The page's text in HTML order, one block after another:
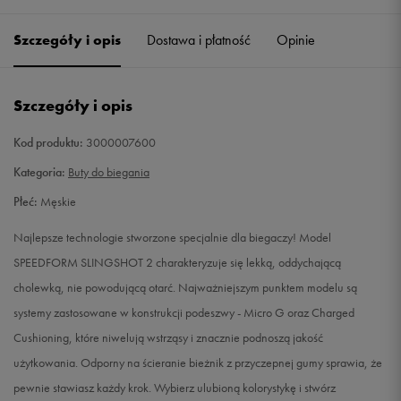
42 26,5 cm
42,5
43 27,5 cm Powiadom o dostępności
44,5 Powiadom o dostępności
45 29 cm Powiadom o dostępności
Szczegóły i opis Dostawa i płatność Opinie
Szczegóły i opis
Kod produktu: 3000007600
Kategoria: Buty do biegania
Płeć: Męskie
Najlepsze technologie stworzone specjalnie dla biegaczy! Model
SPEEDFORM SLINGSHOT 2 charakteryzuje się lekką, oddychającą
cholewką, nie powodującą otarć. Najważniejszym punktem modelu są
systemy zastosowane w konstrukcji podeszwy - Micro G oraz Charged
Cushioning, które niwelują wstrząsy i znacznie podnoszą jakość
użytkowania. Odporny na ścieranie bieżnik z przyczepnej gumy sprawia, że
pewnie stawiasz każdy krok. Wybierz ulubioną kolorystykę i stwórz